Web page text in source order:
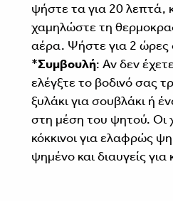
ψήστε τα για 20 λεπτά,
χαμηλώστε τη
αέρα. Ψήστε για 2 ώρες
*Συμβουλή: Αν δεν
ελέγξτε το βοδινό σας
ξυλάκι για σουβλάκι ή
στη μέση του ψητού. Οι
κόκκινοι για ελαφρώς
ψημένο και διαυγείς